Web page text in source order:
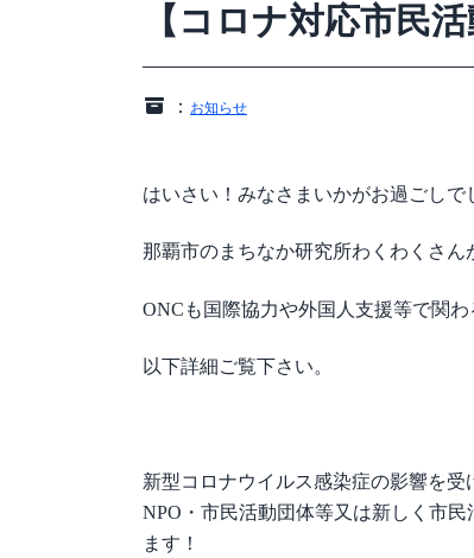
【コロナ対応市民
： お知らせ
はいさい！みなさまいかがお過ごしで
那覇市のまちなか研究所わくわくさん
ONCも国際協力や外国人支援等で関わ
以下詳細ご覧下さい。
新型コロナウイルス感染症の影響を
NPO・市民活動団体等又は新しく市
ます！